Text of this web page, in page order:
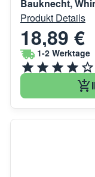
Bauknecht,
Produkt Details
18,89 €
1-2 Werktage